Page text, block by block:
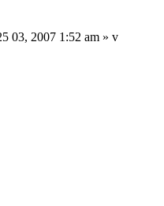
03, 2007 1:52 am » v